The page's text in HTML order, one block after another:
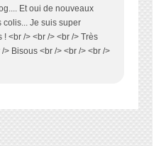
Et oui de nouveaux
colis... Je suis super
<br /> <br /> <br /> Très
Bisous <br /> <br /> <br />